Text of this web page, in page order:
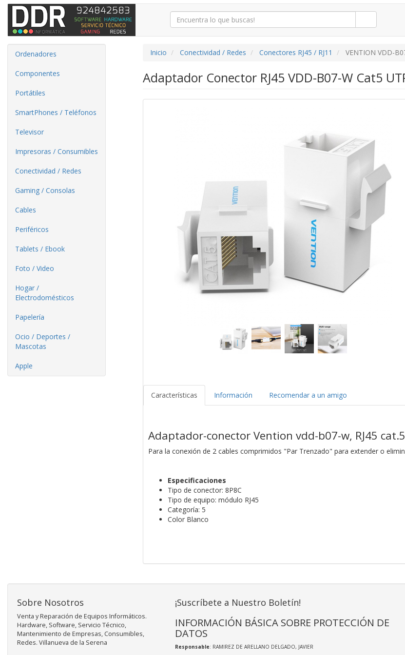
Ordenadores
Componentes
Portátiles
SmartPhones / Teléfonos
Televisor
Impresoras / Consumibles
Conectividad / Redes
Gaming / Consolas
Cables
Periféricos
Tablets / Ebook
Foto / Video
Hogar /
Electrodomésticos
Papelería
Ocio / Deportes /
Mascotas
Apple
Inicio Conectividad / Redes Conectores RJ45 / RJ11 VENTION VDD-
Adaptador Conector RJ45 VDD-B07-W Cat5
Características Información Recomendar a un amigo
Adaptador-conector Vention vdd-b07-w, RJ45 cat.5
Para la conexión de 2 cables comprimidos "Par Trenzado" para extender o
Especificaciones
Tipo de conector: 8P8C
Tipo de equipo: módulo RJ45
Categoría: 5
Color Blanco
Sobre Nosotros
Venta y Reparación de Equipos Informáticos.
Hardware, Software, Servicio Técnico,
Mantenimiento de Empresas, Consumibles,
Redes. Villanueva de la Serena
¡Suscríbete a Nuestro Boletín!
INFORMACIÓN BÁSICA SOBRE PROTECCIÓN DE
DATOS
Responsable: RAMIREZ DE ARELLANO DELGADO, JAVIER